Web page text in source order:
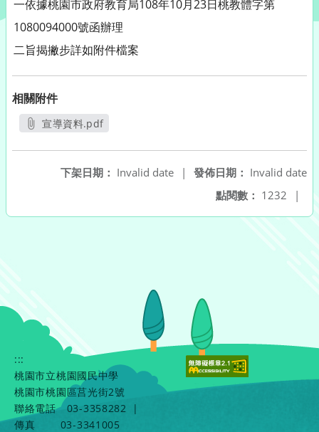
一依據桃園市政府教育局108年10月23日桃教體字第
1080094000號函辦理
二旨揭撇步詳如附件檔案
相關附件
宣導資料.pdf
發佈日期： Invalid date
下架日期： Invalid date
|
點閱數： 1232 |
:::
桃園市立桃園國民中學
桃園市桃園區莒光街2號
聯絡電話
03-3358282
|
傳真
03-3341005